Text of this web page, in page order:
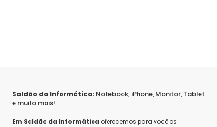
Saldão da Informática: Notebook, iPhone, Monitor, Tablet
e muito mais!
Em Saldão da Informática oferecemos para você os